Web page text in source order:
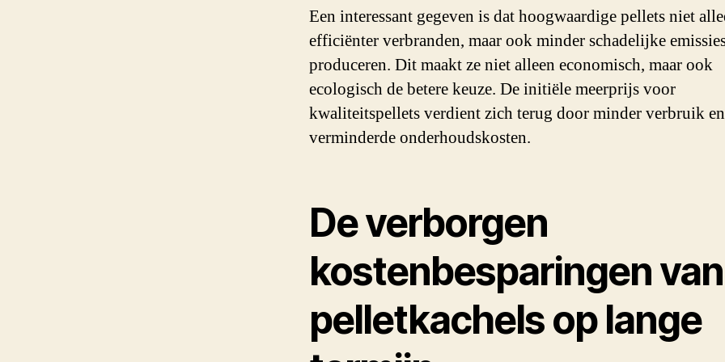
Een interessant gegeven is dat hoogwaardige pellets niet
efficiënter verbranden, maar ook minder schadelijke
produceren. Dit maakt ze niet alleen economisch, maar ook
ecologisch de betere keuze. De initiële meerprijs voor
kwaliteitspellets verdient zich terug door minder verbruik en
verminderde onderhoudskosten.
De verborgen
kostenbesparingen van
pelletkachels op lange